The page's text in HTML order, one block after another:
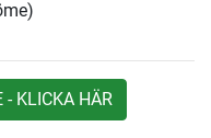
KLICKA HÄR